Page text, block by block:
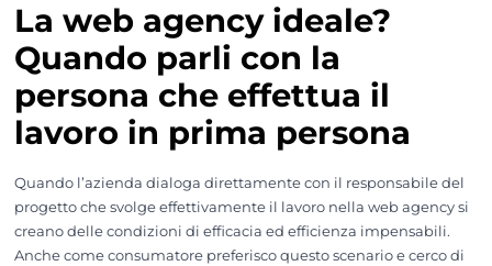
La web agency ideale?
Quando parli con la
persona che effettua il
lavoro in prima persona
Quando l’azienda dialoga direttamente con il responsabile del
progetto che svolge effettivamente il lavoro nella web agency si
creano delle condizioni di efficacia ed efficienza impensabili.
Anche come consumatore preferisco questo scenario e cerco di